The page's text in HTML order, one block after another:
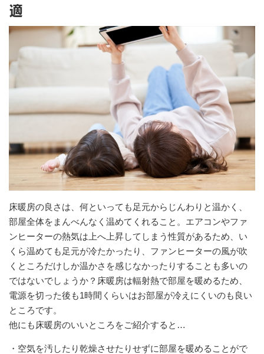
適
床暖房の良さは、何といっても足元からじんわりと温かく、
部屋全体をまんべんなく温めてくれること。エアコンやファ
ンヒーターの熱気は上へ上昇してしまう性質があるため、い
くら温めても足元が冷たかったり、ファンヒーターの風が吹
くところだけしか温かさを感じなかったりすることも多いの
ではないでしょうか？床暖房は輻射熱で部屋を暖めるため、
電源を切った後も1時間くらいはお部屋が冷えにくいのも良い
ところです。
他にも床暖房のいいところをご紹介すると…
・空気を汚したり乾燥させたりせずに部屋を暖めることがで